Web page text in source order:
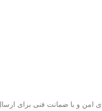
و با ضمانت فنی برای ارسال